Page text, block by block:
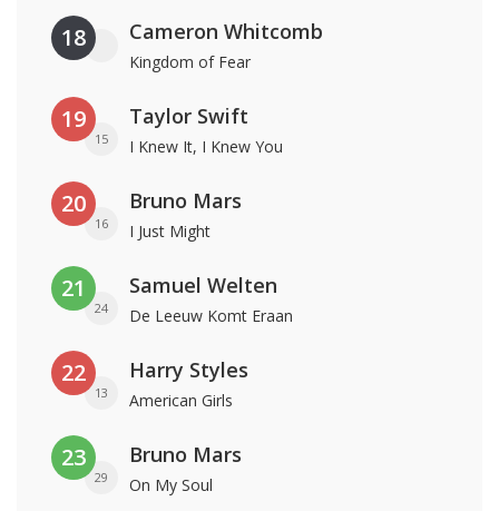
18 Cameron Whitcomb
Kingdom of Fear
19
15
Taylor Swift
I Knew It, I Knew You
20
16
Bruno Mars
I Just Might
21
24
Samuel Welten
De Leeuw Komt Eraan
22
13
Harry Styles
American Girls
23
29
Bruno Mars
On My Soul